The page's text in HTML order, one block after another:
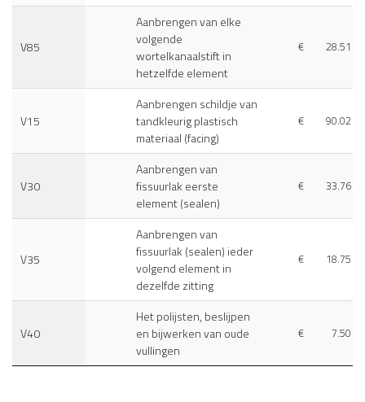
V85
Aanbrengen van elke
volgende
wortelkanaalstift in
hetzelfde element
€ 28.51
V15
Aanbrengen schildje van
tandkleurig plastisch
materiaal (facing)
€ 90.02
V30
Aanbrengen van
fissuurlak eerste
element (sealen)
€ 33.76
V35
Aanbrengen van
fissuurlak (sealen) ieder
volgend element in
dezelfde zitting
€ 18.75
V40
Het polijsten, beslijpen
en bijwerken van oude
vullingen
€ 7.50